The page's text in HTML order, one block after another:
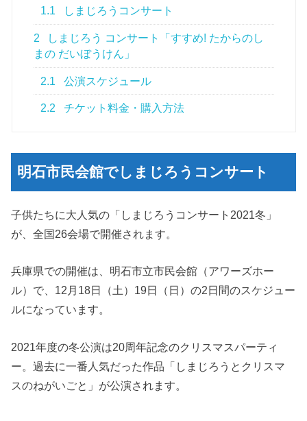
1.1 しまじろうコンサート
2
しまじろう コンサート「すすめ! たからのし
まの だいぼうけん」
2.1 公演スケジュール
2.2 チケット料金・購入方法
明石市民会館でしまじろうコンサート
子供たちに大人気の「しまじろうコンサート2021冬」
が、全国26会場で開催されます。
兵庫県での開催は、明石市立市民会館（アワーズホー
ル）で、12月18日（土）19日（日）の2日間のスケジュー
ルになっています。
2021年度の冬公演は20周年記念のクリスマスパーティ
ー。過去に一番人気だった作品「しまじろうとクリスマ
スのねがいごと」が公演されます。